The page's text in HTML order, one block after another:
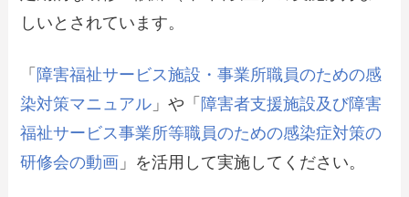
しいとされています。
「 障害福祉サービス施設・事業所職員のための感
染対策マニュアル 」や「 障害者支援施設及び障害
福祉サービス事業所等職員のための感染症対策の
研修会の動画 」を活用して実施してください。